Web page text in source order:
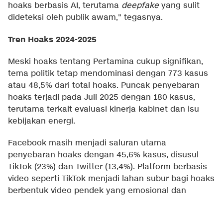
hoaks berbasis AI, terutama deepfake yang sulit
dideteksi oleh publik awam," tegasnya.
Tren Hoaks 2024-2025
Meski hoaks tentang Pertamina cukup signifikan,
tema politik tetap mendominasi dengan 773 kasus
atau 48,5% dari total hoaks. Puncak penyebaran
hoaks terjadi pada Juli 2025 dengan 180 kasus,
terutama terkait evaluasi kinerja kabinet dan isu
kebijakan energi.
Facebook masih menjadi saluran utama
penyebaran hoaks dengan 45,6% kasus, disusul
TikTok (23%) dan Twitter (13,4%). Platform berbasis
video seperti TikTok menjadi lahan subur bagi hoaks
berbentuk video pendek yang emosional dan